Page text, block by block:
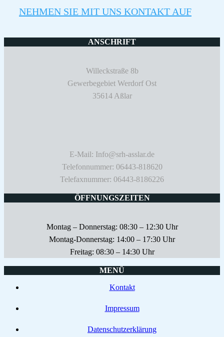
NEHMEN SIE MIT UNS KONTAKT AUF
ANSCHRIFT
Willeckstraße 8b
Gewerbegebiet Werdorf Ost
35614 Aßlar
E-Mail: Info@srh-asslar.de
Telefonnummer: 06443-818620
Telefaxnummer: 06443-8186226
ÖFFNUNGSZEITEN
Montag – Donnerstag: 08:30 – 12:30 Uhr
Montag-Donnerstag: 14:00 – 17:30 Uhr
Freitag: 08:30 – 14:30 Uhr
MENÜ
Kontakt
Impressum
Datenschutzerklärung